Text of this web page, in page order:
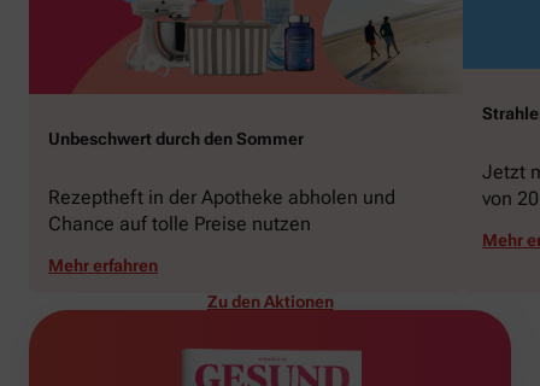
Unbeschwert durch den Sommer
Rezeptheft in der Apotheke abholen und
Chance auf tolle Preise nutzen
Mehr erfahren
Jetzt
von
Mehr
Zu den Aktionen